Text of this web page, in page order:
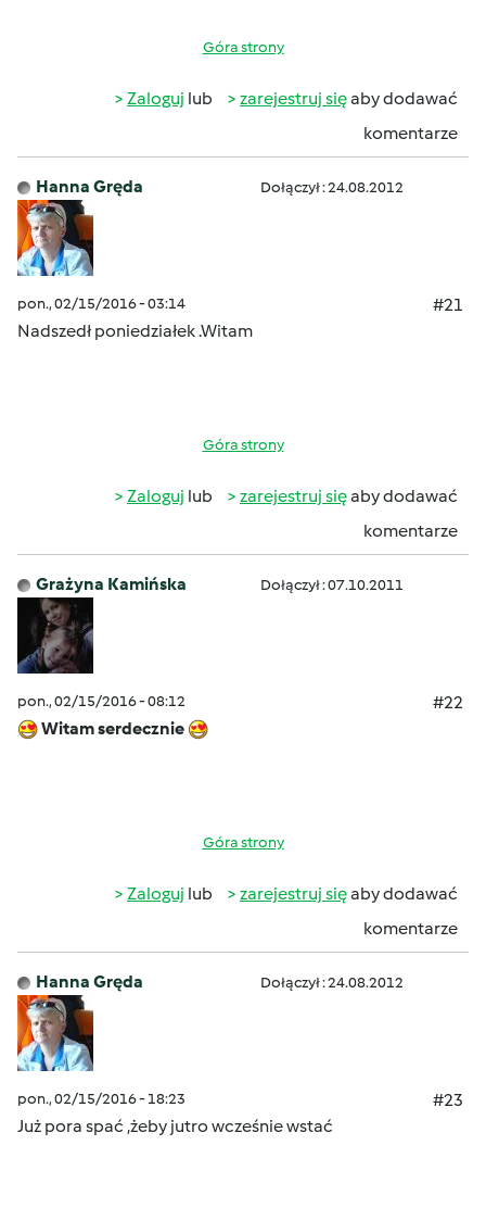
Góra strony
Zaloguj lub zarejestruj sięaby dodawać
komentarze
Hanna Gręda Dołączył : 24.08.2012
pon., 02/15/2016 - 03:14
#21
Nadszedł poniedziałek .Witam
Góra strony
Zaloguj lub zarejestruj sięaby dodawać
komentarze
Grażyna Kamińska Dołączył : 07.10.2011
pon., 02/15/2016 - 08:12
#22
Witam serdecznie
Góra strony
Zaloguj lub zarejestruj sięaby dodawać
komentarze
Hanna Gręda Dołączył : 24.08.2012
pon., 02/15/2016 - 18:23
#23
Już pora spać ,żeby jutro wcześnie wstać